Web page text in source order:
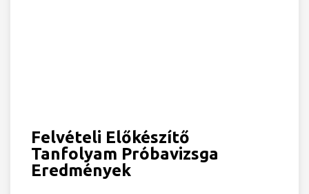
Felvételi Előkészítő
Tanfolyam Próbavizsga
Eredmények